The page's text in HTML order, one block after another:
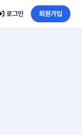
로그인 회원가입